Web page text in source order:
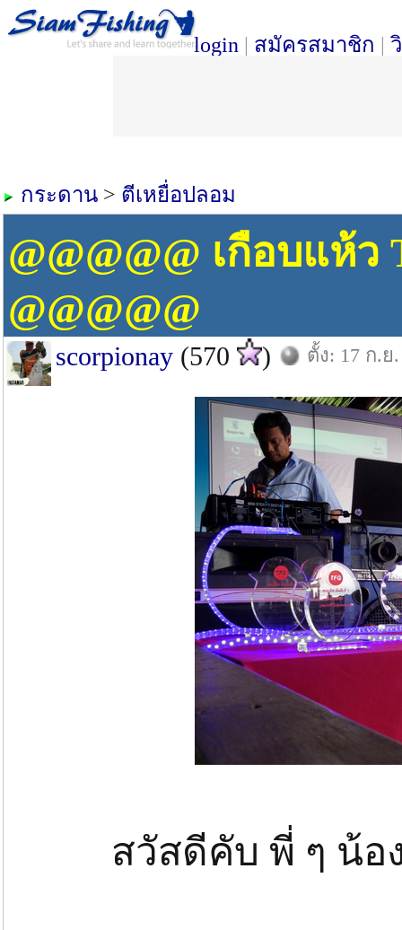
login | สมัครสมาชิก |
กระดาน > ตีเหยื่อปลอม
@@@@@ เกือบแห้
@@@@@
scorpionay (570 ) ตั้ง: 17 ก.ย
สวัสดีคับ พี่ ๆ น้อง